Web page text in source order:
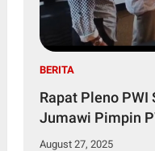
BERITA
Rapat Pleno PWI
Jumawi Pimpin
August 27, 2025